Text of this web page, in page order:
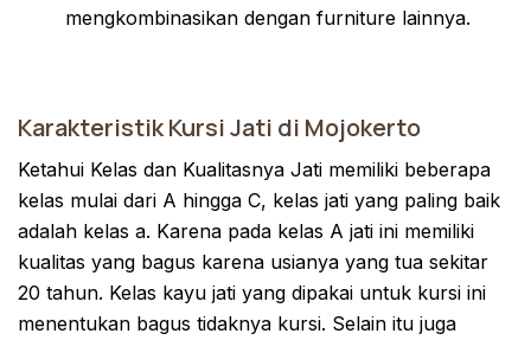
mengkombinasikan dengan furniture lainnya.
Karakteristik Kursi Jati di Mojokerto
Ketahui Kelas dan Kualitasnya Jati memiliki beberapa
kelas mulai dari A hingga C, kelas jati yang paling baik
adalah kelas a. Karena pada kelas A jati ini memiliki
kualitas yang bagus karena usianya yang tua sekitar
20 tahun. Kelas kayu jati yang dipakai untuk kursi ini
menentukan bagus tidaknya kursi. Selain itu juga